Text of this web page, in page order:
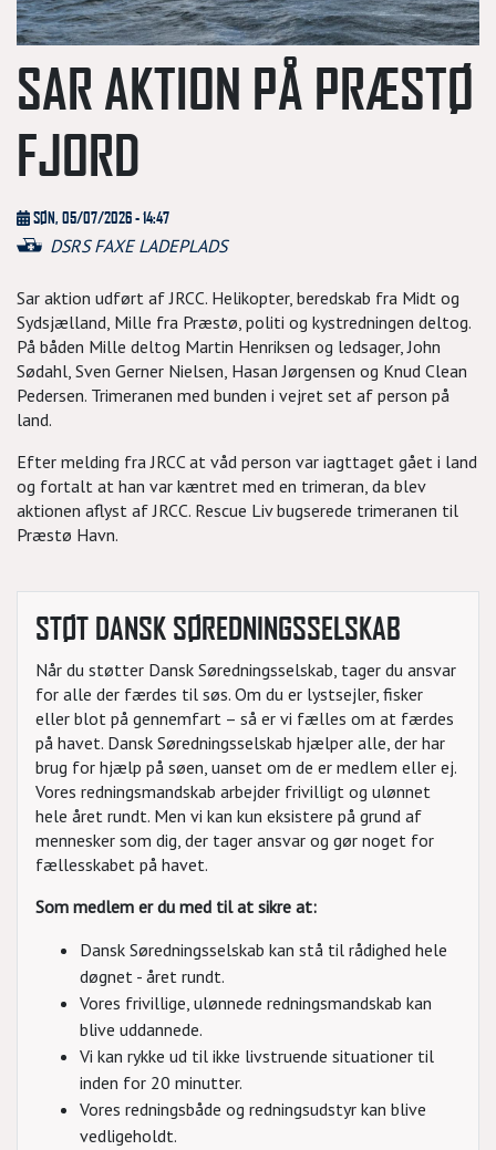
SAR AKTION PÅ PRÆSTØ
FJORD
SØN, 05/07/2026 - 14:47
DSRS FAXE LADEPLADS
Sar aktion udført af JRCC. Helikopter, beredskab fra Midt og
Sydsjælland, Mille fra Præstø, politi og kystredningen deltog.
På båden Mille deltog Martin Henriksen og ledsager, John
Sødahl, Sven Gerner Nielsen, Hasan Jørgensen og Knud Clean
Pedersen. Trimeranen med bunden i vejret set af person på
land.
Efter melding fra JRCC at våd person var iagttaget gået i land
og fortalt at han var kæntret med en trimeran, da blev
aktionen aflyst af JRCC. Rescue Liv bugserede trimeranen til
Præstø Havn.
STØT DANSK SØREDNINGSSELSKAB
Når du støtter Dansk Søredningsselskab, tager du ansvar
for alle der færdes til søs. Om du er lystsejler, fisker
eller blot på gennemfart – så er vi fælles om at færdes
på havet. Dansk Søredningsselskab hjælper alle, der har
brug for hjælp på søen, uanset om de er medlem eller ej.
Vores redningsmandskab arbejder frivilligt og ulønnet
hele året rundt. Men vi kan kun eksistere på grund af
mennesker som dig, der tager ansvar og gør noget for
fællesskabet på havet.
Som medlem er du med til at sikre at:
Dansk Søredningsselskab kan stå til rådighed hele
døgnet - året rundt.
Vores frivillige, ulønnede redningsmandskab kan
blive uddannede.
Vi kan rykke ud til ikke livstruende situationer til
inden for 20 minutter.
Vores redningsbåde og redningsudstyr kan blive
vedligeholdt.